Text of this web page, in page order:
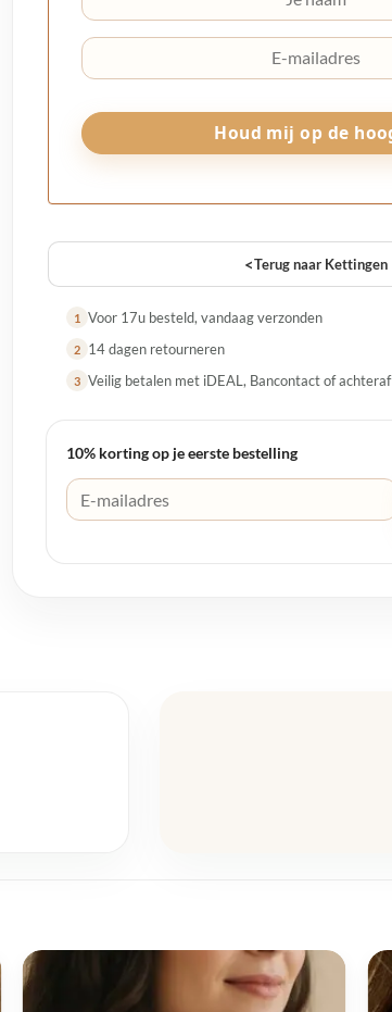
<Terug naar Kettingen
1 Voor 17u besteld, vandaag verzonden
2 14 dagen retourneren
3 Veilig betalen met iDEAL, Bancontact of achteraf
10% korting op je eerste bestelling